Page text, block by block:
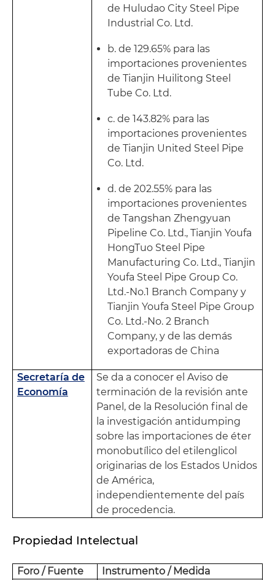
de Huludao City Steel Pipe
Industrial Co. Ltd.
b. de 129.65% para las
importaciones provenientes
de Tianjin Huilitong Steel
Tube Co. Ltd.
c. de 143.82% para las
importaciones provenientes
de Tianjin United Steel Pipe
Co. Ltd.
d. de 202.55% para las
importaciones provenientes
de Tangshan Zhengyuan
Pipeline Co. Ltd., Tianjin Youfa
HongTuo Steel Pipe
Manufacturing Co. Ltd., Tianjin
Youfa Steel Pipe Group Co.
Ltd.-No.1 Branch Company y
Tianjin Youfa Steel Pipe Group
Co. Ltd.-No. 2 Branch
Company, y de las demás
exportadoras de China
Secretaría de
Economía
Se da a conocer el Aviso de
terminación de la revisión ante
Panel, de la Resolución final de
la investigación antidumping
sobre las importaciones de éter
monobutílico del etilenglicol
originarias de los Estados Unidos
de América,
independientemente del país
de procedencia.
Propiedad Intelectual
Foro / Fuente
Instrumento / Medida